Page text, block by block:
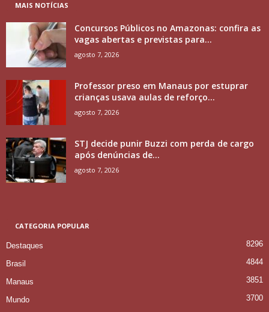
MAIS NOTÍCIAS
Concursos Públicos no Amazonas: confira as
vagas abertas e previstas para...
agosto 7, 2026
Professor preso em Manaus por estuprar
crianças usava aulas de reforço...
agosto 7, 2026
STJ decide punir Buzzi com perda de cargo
após denúncias de...
agosto 7, 2026
CATEGORIA POPULAR
Destaques 8296
Brasil 4844
Manaus 3851
Mundo
3700